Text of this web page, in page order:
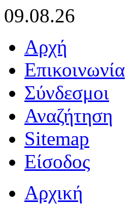
09.08.26
Αρχή
Επικοινωνία
Σύνδεσμοι
Αναζήτηση
Sitemap
Είσοδος
Αρχική